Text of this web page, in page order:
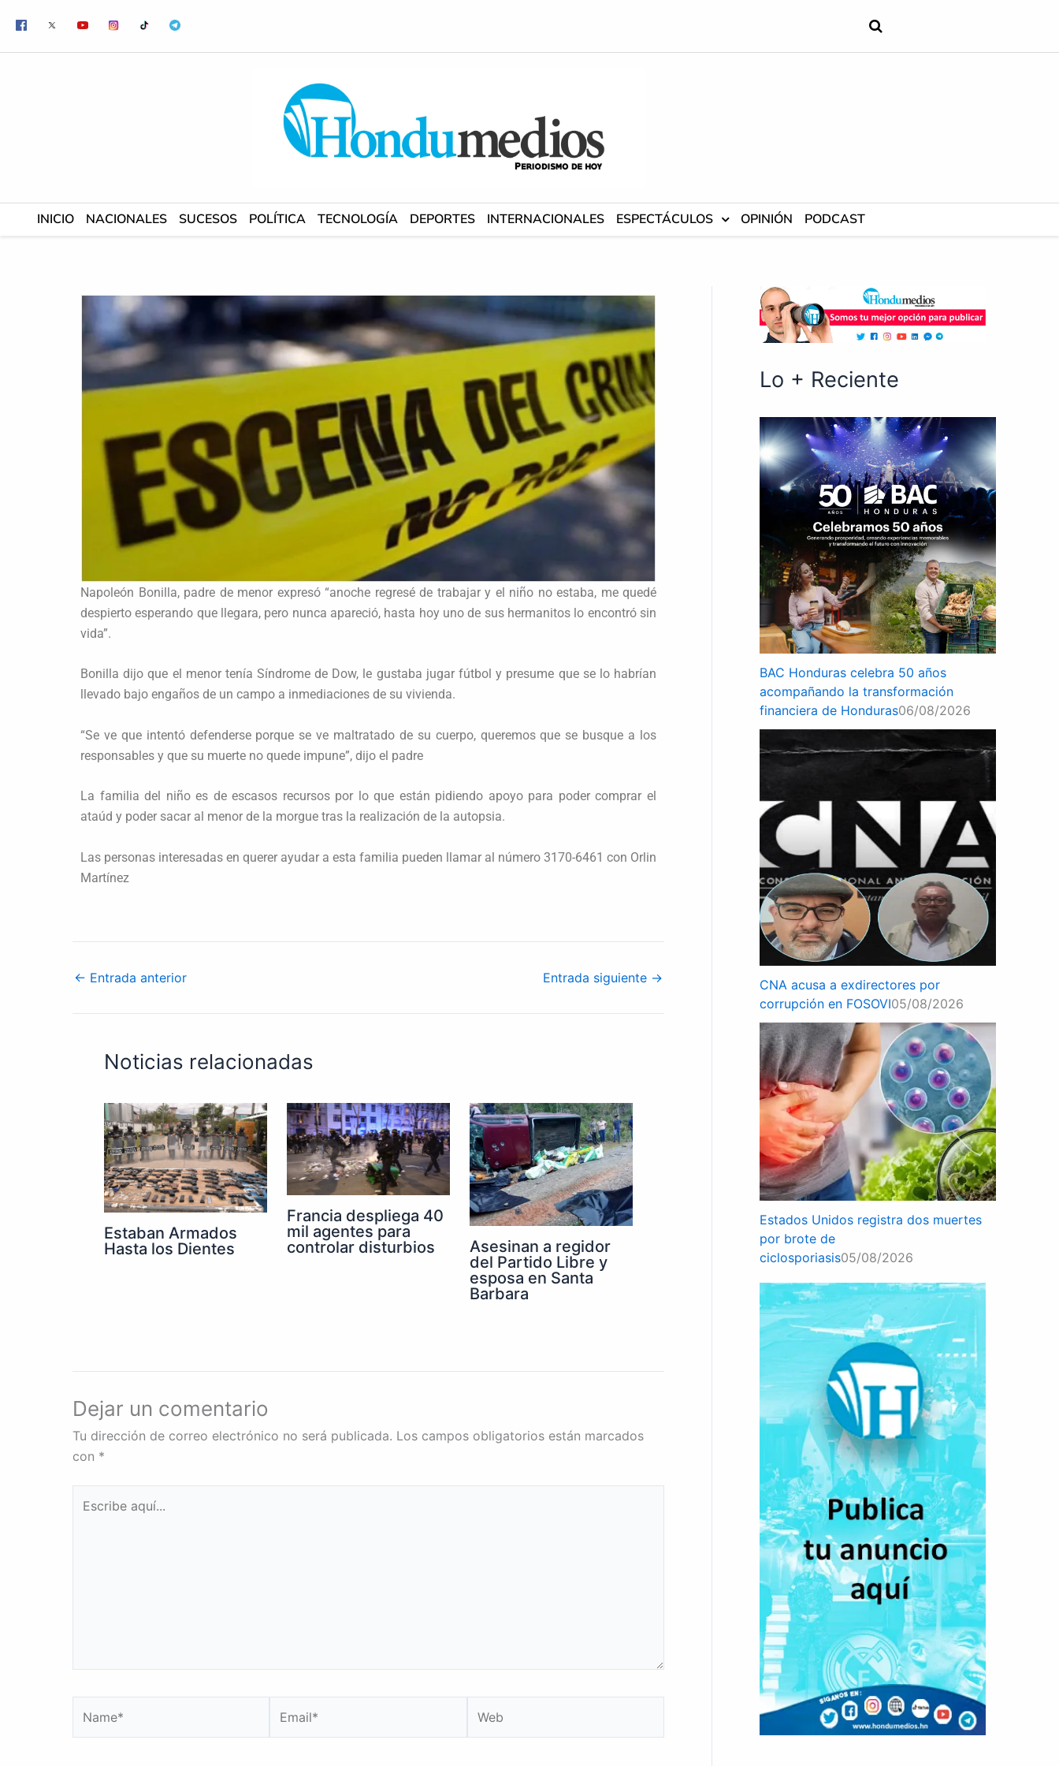
contenido
INICIO NACIONALES SUCESOS POLÍTICA TECNOLOGÍA DEPORTES INTERNACIONALES ESPECTÁCULOS OPINIÓN PODCAST
Napoleón Bonilla, padre de menor expresó “anoche regresé de trabajar y el niño no estaba, me quedé
despierto esperando que llegara, pero nunca apareció, hasta hoy uno de sus hermanitos lo encontró sin
vida”.
Bonilla dijo que el menor tenía Síndrome de Dow, le gustaba jugar fútbol y presume que se lo habrían
llevado bajo engaños de un campo a inmediaciones de su vivienda.
“Se ve que intentó defenderse porque se ve maltratado de su cuerpo, queremos que se busque a los
responsables y que su muerte no quede impune”, dijo el padre
La familia del niño es de escasos recursos por lo que están pidiendo apoyo para poder comprar el
ataúd y poder sacar al menor de la morgue tras la realización de la autopsia.
Las personas interesadas en querer ayudar a esta familia pueden llamar al número 3170-6461 con Orlin
Martínez
← Entrada anterior Entrada siguiente →
Noticias relacionadas
Estaban Armados
Hasta los Dientes
Francia despliega 40
mil agentes para
controlar disturbios
Asesinan a regidor
del Partido Libre y
esposa en Santa
Barbara
Dejar un comentario
Tu dirección de correo electrónico no será publicada. Los campos obligatorios están marcados
con *
aquí...
Lo + Reciente
BAC Honduras celebra 50 años
acompañando la transformación
financiera de Honduras06/08/2026
CNA acusa a exdirectores por
corrupción en FOSOVI05/08/2026
Estados Unidos registra dos muertes
por brote de
ciclosporiasis05/08/2026